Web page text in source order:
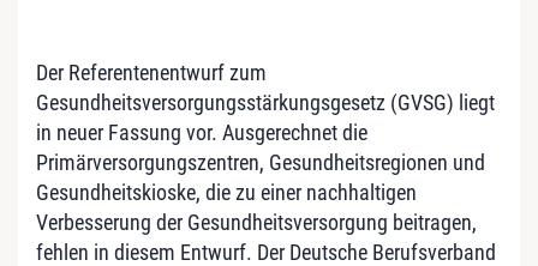
Der Referentenentwurf zum
Gesundheitsversorgungsstärkungsgesetz (GVSG) liegt
in neuer Fassung vor. Ausgerechnet die
Primärversorgungszentren, Gesundheitsregionen und
Gesundheitskioske, die zu einer nachhaltigen
Verbesserung der Gesundheitsversorgung beitragen,
fehlen in diesem Entwurf. Der Deutsche Berufsverband